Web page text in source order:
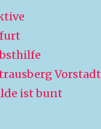
Vorstadt
ist bunt